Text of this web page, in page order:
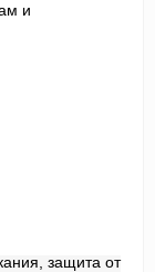
и
защита от